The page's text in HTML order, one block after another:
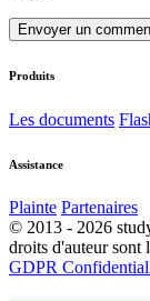
Envoyer un
Produits
Les documents
Assistance
Plainte Partenaires
© 2013 - 2026
droits d'auteur sont
GDPR